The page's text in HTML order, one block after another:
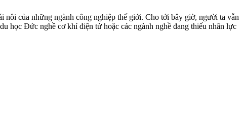
của những ngành công nghiệp thế giới. Cho tới bây giờ, người ta vẫn
học Đức nghề cơ khí điện tử hoặc các ngành nghề đang thiếu nhân lực